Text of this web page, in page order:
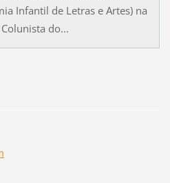
Infantil de Letras e Artes) na
do...